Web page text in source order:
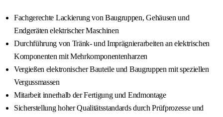
Fachgerechte Lackierung von Baugruppen, Gehäusen und
Endgeräten elektrischer Maschinen
Durchführung von Tränk- und Imprägnierarbeiten an elektrischen
Komponenten mit Mehrkomponentenharzen
Vergießen elektronischer Bauteile und Baugruppen mit speziellen
Vergussmassen
Mitarbeit innerhalb der Fertigung und Endmontage
Sicherstellung hoher Qualitätsstandards durch Prüfprozesse und